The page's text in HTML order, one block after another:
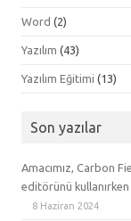
Word (2)
Yazılım (43)
Yazılım Eğitimi (13)
Son yazılar
Amacımız, Carbon
editörünü
8 Haziran 2024